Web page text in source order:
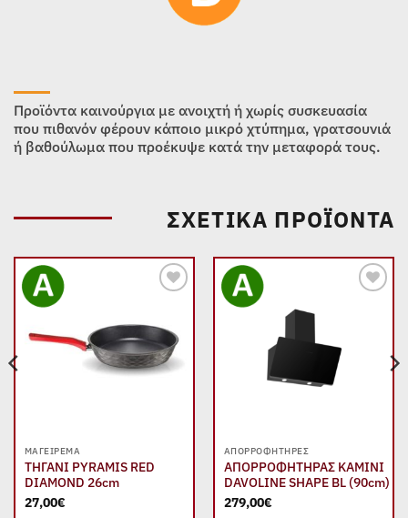
Προϊόντα καινούργια με ανοιχτή ή χωρίς συσκευασία
που πιθανόν φέρουν κάποιο μικρό χτύπημα, γρατσουνιά
ή βαθούλωμα που προέκυψε κατά την μεταφορά τους.
ΣΧΕΤΙΚΆ ΠΡΟΪΌΝΤΑ
ΜΑΓΕΊΡΕΜΑ
ΤΗΓΑΝΙ PYRAMIS RED
DIAMOND 26cm
27,00€
ΑΠΟΡΡΟΦΗΤΉΡΕΣ
ΑΠΟΡΡΟΦΗΤΗΡΑΣ ΚΑΜΙΝΙ
DAVOLINE SHAPE BL (90cm)
279,00€